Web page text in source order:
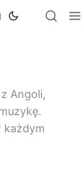
Angoli,
każdym